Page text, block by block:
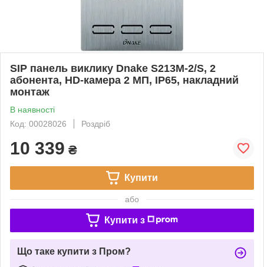
SIP панель виклику Dnake S213M-2/S, 2
абонента, HD-камера 2 МП, IP65, накладний
монтаж
В наявності
Код: 00028026
Роздріб
10 339 ₴
Купити
або
Купити з
Що таке купити з Пром?